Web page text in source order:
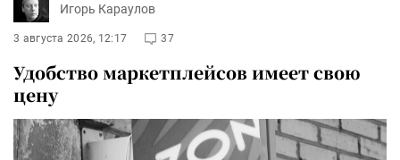
Игорь Караулов
3 августа 2026, 12:17 37
Удобство маркетплейсов имеет свою
цену